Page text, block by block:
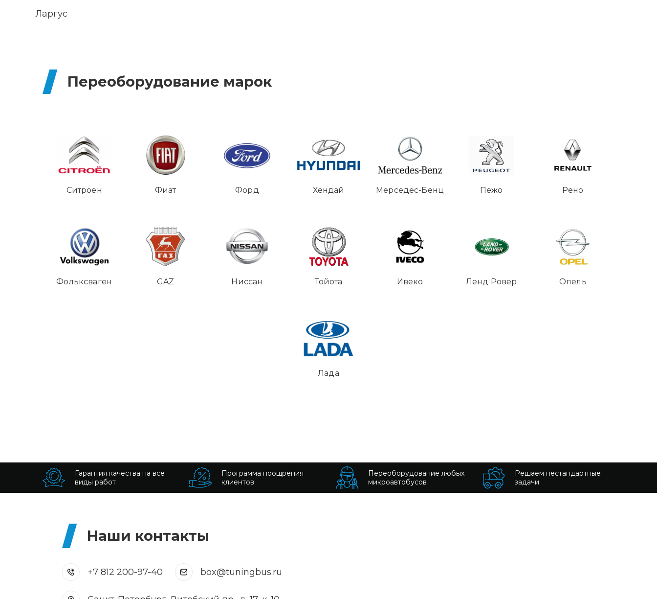
Ларгус
Переоборудование марок
Ситроен Фиат Форд Хендай Мерседес-Бенц Пежо Рено
Фольксваген GAZ Ниссан Тойота Ивеко Ленд Ровер Опель
Лада
Гарантия качества на все
виды работ
Программа поощрения
клиентов
Переоборудование любых
микроавтобусов
Решаем нестандартные
задачи
Наши контакты
+7 812 200-97-40 box@tuningbus.ru